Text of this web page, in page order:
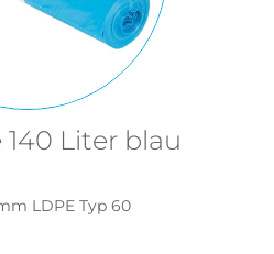
140 Liter blau
LDPE Typ 60